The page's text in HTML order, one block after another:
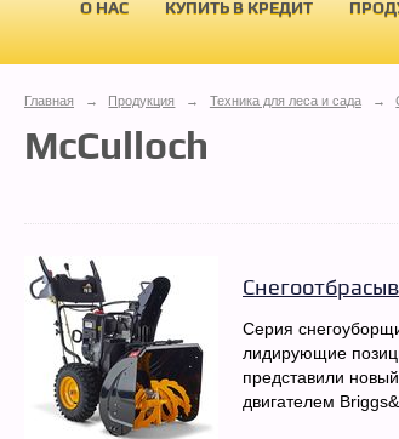
О НАС КУПИТЬ В КРЕДИТ
Главная → Продукция → Техника для леса и сада →
McCulloch
Серия
лидирующие
представили
двигателем